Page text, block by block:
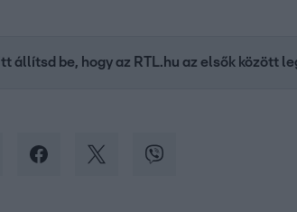
Itt állítsd be, hogy az RTL.hu az elsők között